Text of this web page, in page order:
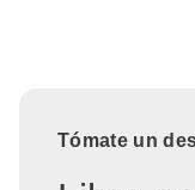
Tómate un